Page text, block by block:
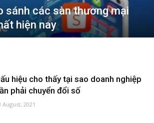
sánh các sàn thương mại
hiện nay
hiệu cho thấy tại sao doanh nghiệp
phải chuyển đổi số
August, 2021